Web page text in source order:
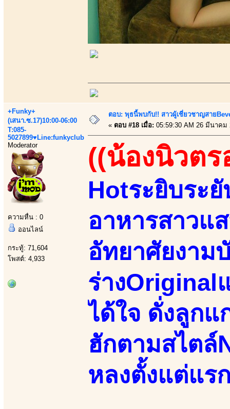
+Funky+
(เสนา.ซ.17)10:00-06:00
T:085-
5027899♥Line:funkyclub
Moderator
ความหื่น : 0
ออนไลน์
กระทู้: 71,604
โพสต์: 4,933
ตอบ: พุธนี้พบกับ!! สาวผู้เชี่ยวชาญสาย
« ตอบ #18 เมื่อ: 05:59:30 AM 26 มีนาคม
((น้องนิวตร
Hotระยิบระ
อาหารสาวแ
อัทยาศัยงาม
ร่างOriginal
ได้ใจ ดั่งลูก
ฮักตามสไตล์
หลงตั้งแต่แร